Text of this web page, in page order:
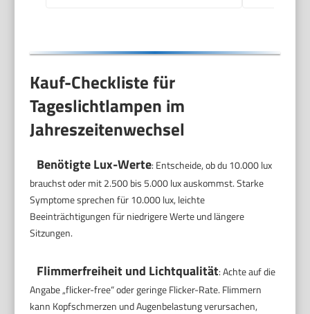
Kauf-Checkliste für
Tageslichtlampen im
Jahreszeitenwechsel
Benötigte Lux-Werte: Entscheide, ob du 10.000 lux
brauchst oder mit 2.500 bis 5.000 lux auskommst. Starke
Symptome sprechen für 10.000 lux, leichte
Beeinträchtigungen für niedrigere Werte und längere
Sitzungen.
Flimmerfreiheit und Lichtqualität: Achte auf die
Angabe „flicker-free“ oder geringe Flicker-Rate. Flimmern
kann Kopfschmerzen und Augenbelastung verursachen,